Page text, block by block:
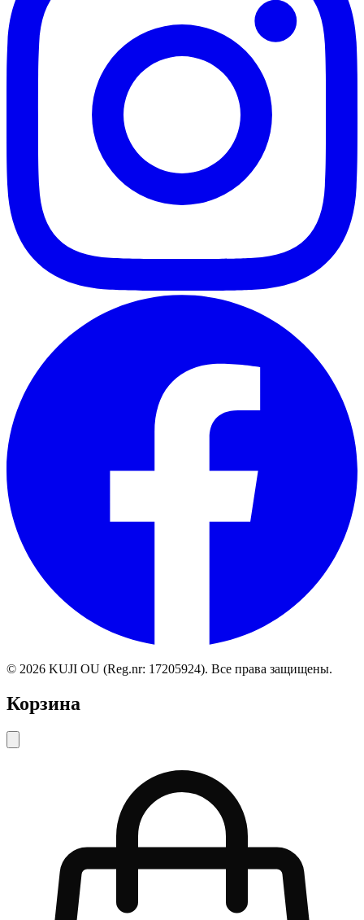
© 2026 KUJI OU (Reg.nr: 17205924). Все права защищены.
Корзина